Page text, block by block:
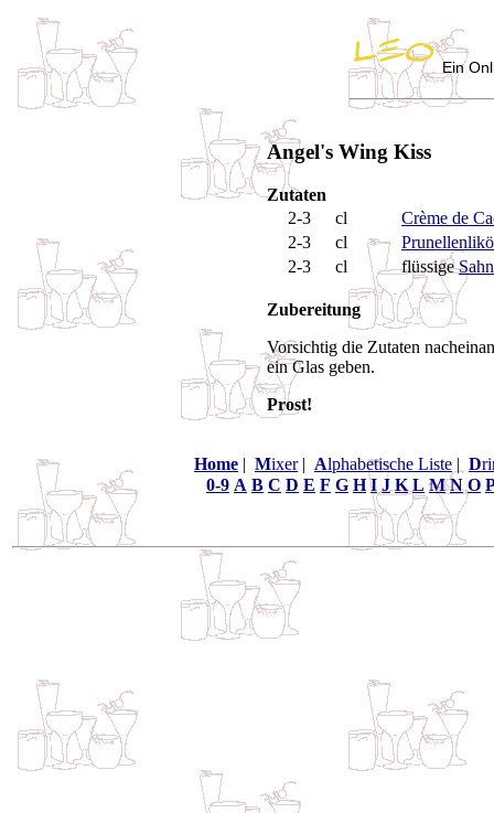
Ein
Angel's Wing Kiss
Zutaten
2-3
cl
Crème de
2-3
cl
2-3
cl flüssige
Zubereitung
Vorsichtig die Zutaten
ein Glas geben.
Prost!
Home | Mixer| Alphabetische Liste | D
0-9 A B C D E F G H I J K L M N O